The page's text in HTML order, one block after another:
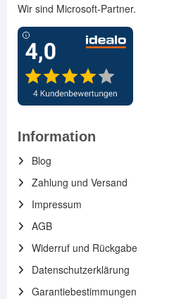
Wir sind Microsoft-Partner.
Information
Blog
Zahlung und Versand
Impressum
AGB
Widerruf und Rückgabe
Datenschutzerklärung
Garantiebestimmungen